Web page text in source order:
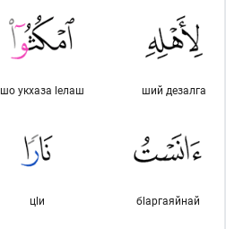
ший дезалга
шо укхаза lелаш
бlаргаяйнай
цlи